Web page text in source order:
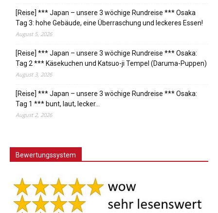
[Reise] *** Japan – unsere 3 wöchige Rundreise *** Osaka
Tag 3: hohe Gebäude, eine Überraschung und leckeres Essen!
August 5, 2026
[Reise] *** Japan – unsere 3 wöchige Rundreise *** Osaka:
Tag 2 *** Käsekuchen und Katsuo-ji Tempel (Daruma-Puppen)
August 3, 2026
[Reise] *** Japan – unsere 3 wöchige Rundreise *** Osaka:
Tag 1 *** bunt, laut, lecker…
August 2, 2026
Bewertungssystem